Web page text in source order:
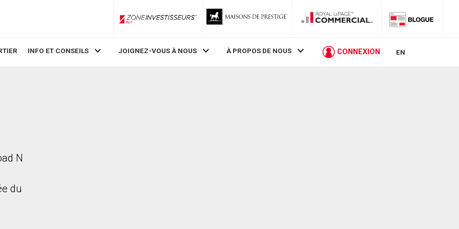
ZoneInvestisseurs RLP
INFO ET CONSEILS JOIGNEZ-VOUS À NOUS À PROPOS DE NOUS CONNEXION EN
N
du